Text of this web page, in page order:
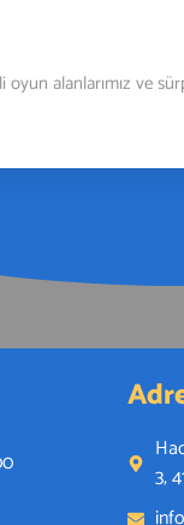
23 Nisan’da
oyun alanlarımız ve
3,